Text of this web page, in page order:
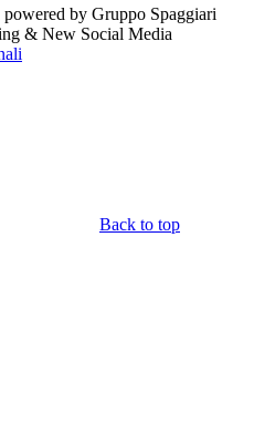
by Gruppo Spaggiari
& New Social Media
Back to top